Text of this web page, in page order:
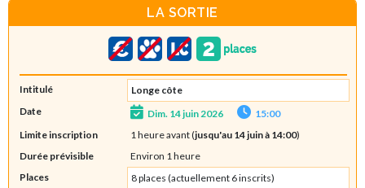
LA SORTIE
Intitulé
Longe côte
Date
Dim. 14 juin 2026
15:00
Limite inscription
1 heure avant (jusqu'au 14 juin à 14:00)
Durée prévisible
Environ 1 heure
Places
8 places (actuellement 6 inscrits)